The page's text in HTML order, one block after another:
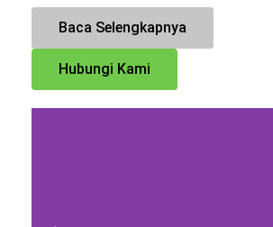
Baca Selengkapnya
Hubungi Kami